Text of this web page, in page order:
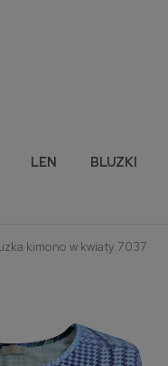
LEN BLUZKI
kimono w kwiaty 7037